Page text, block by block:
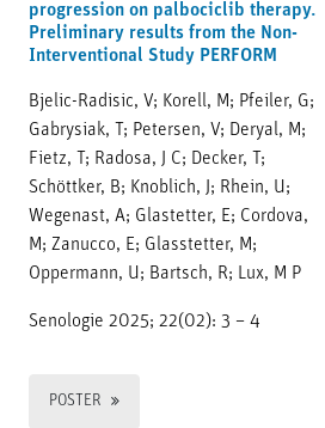
progression on palbociclib therapy.
Preliminary results from the Non-
Interventional Study PERFORM
Bjelic-Radisic, V; Korell, M; Pfeiler, G;
Gabrysiak, T; Petersen, V; Deryal, M;
Fietz, T; Radosa, J C; Decker, T;
Schöttker, B; Knoblich, J; Rhein, U;
Wegenast, A; Glastetter, E; Cordova,
M; Zanucco, E; Glasstetter, M;
Oppermann, U; Bartsch, R; Lux, M P
Senologie 2025; 22(02): 3 – 4
POSTER